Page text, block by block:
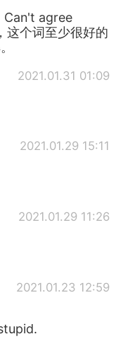
Can't agree
这个词至少很好的
2021.01.31 01:09
2021.01.29 15:11
2021.01.29 11:26
2021.01.23 12:59